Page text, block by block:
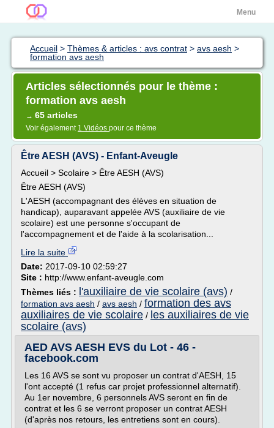
Menu
Accueil > Thèmes & articles : avs contrat > avs aesh >
formation avs aesh
Articles sélectionnés pour le thème :
formation avs aesh
→ 65 articles
Voir également 1 Vidéos pour ce thème
Être AESH (AVS) - Enfant-Aveugle
Accueil > Scolaire > Être AESH (AVS)
Être AESH (AVS)
L'AESH (accompagnant des élèves en situation de
handicap), auparavant appelée AVS (auxiliaire de vie
scolaire) est une personne s'occupant de
l'accompagnement et de l'aide à la scolarisation...
Lire la suite
Date: 2017-09-10 02:59:27
Site : http://www.enfant-aveugle.com
Thèmes liés :
l'auxiliaire de vie scolaire (avs) /
formation avs aesh / avs aesh / formation des avs
auxiliaires de vie scolaire / les auxiliaires de vie
scolaire (avs)
AED AVS AESH EVS du Lot - 46 -
facebook.com
Les 16 AVS se sont vu proposer un contrat d'AESH, 15
l'ont accepté (1 refus car projet professionnel alternatif).
Au 1er novembre, 6 personnels AVS seront en fin de
contrat et les 6 se verront proposer un contrat AESH
(d'après nos retours, les entretiens sont en cours).